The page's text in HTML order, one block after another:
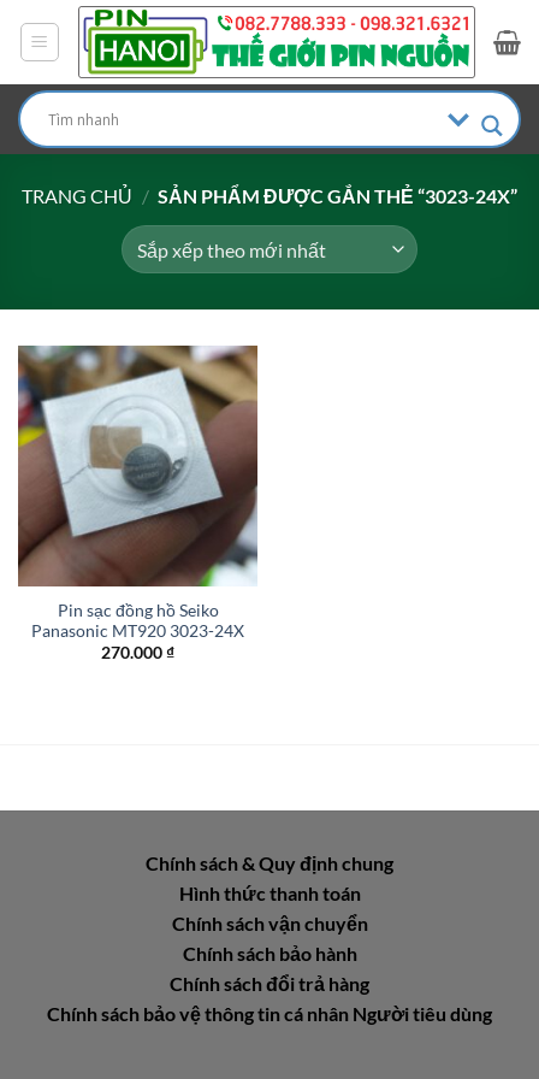
dung
TRANG CHỦ / SẢN PHẨM ĐƯỢC GẮN THẺ “3023-24X”
Pin sạc đồng hồ Seiko
Panasonic MT920 3023-24X
270.000₫
Chính sách & Quy định chung
Hình thức thanh toán
Chính sách vận chuyển
Chính sách bảo hành
Chính sách đổi trả hàng
Chính sách bảo vệ thông tin cá nhân Người tiêu dùng